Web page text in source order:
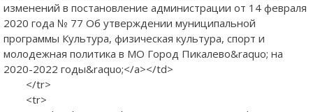
изменений в постановление администрации от 14 февраля
2020 года № 77 Об утверждении муниципальной
программы Культура, физическая культура, спорт и
молодежная политика в МО Город Пикалево&raquo; на
2020-2022 годы&raquo;</a></td>
</tr>
<tr>